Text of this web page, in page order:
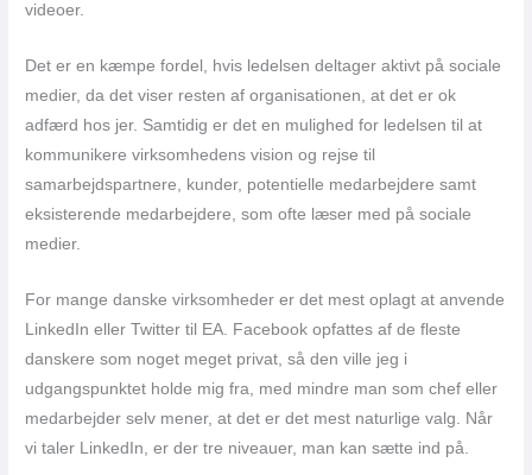
videoer.
Det er en kæmpe fordel, hvis ledelsen deltager aktivt på sociale
medier, da det viser resten af organisationen, at det er ok
adfærd hos jer. Samtidig er det en mulighed for ledelsen til at
kommunikere virksomhedens vision og rejse til
samarbejdspartnere, kunder, potentielle medarbejdere samt
eksisterende medarbejdere, som ofte læser med på sociale
medier.
For mange danske virksomheder er det mest oplagt at anvende
LinkedIn eller Twitter til EA. Facebook opfattes af de fleste
danskere som noget meget privat, så den ville jeg i
udgangspunktet holde mig fra, med mindre man som chef eller
medarbejder selv mener, at det er det mest naturlige valg. Når
vi taler LinkedIn, er der tre niveauer, man kan sætte ind på.